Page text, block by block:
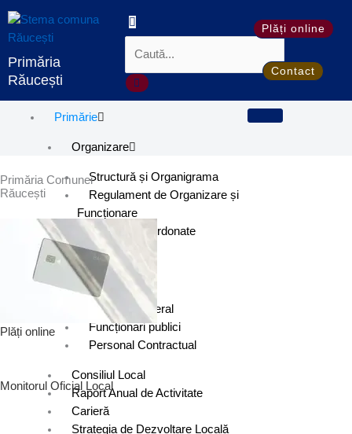
to
content
Primăria
Răucești
Plăți online
Contact
Primărie
Organizare
Structură și Organigrama
Regulament de Organizare și
Funcționare
Instituții Subordonate
Conducere
Viceprimar
Secretar general
Funcționari publici
Personal Contractual
Consiliul Local
Raport Anual de Activitate
Carieră
Strategia de Dezvoltare Locală
Primăria Comunei
Răucești
Plăți online
Monitorul Oficial Local